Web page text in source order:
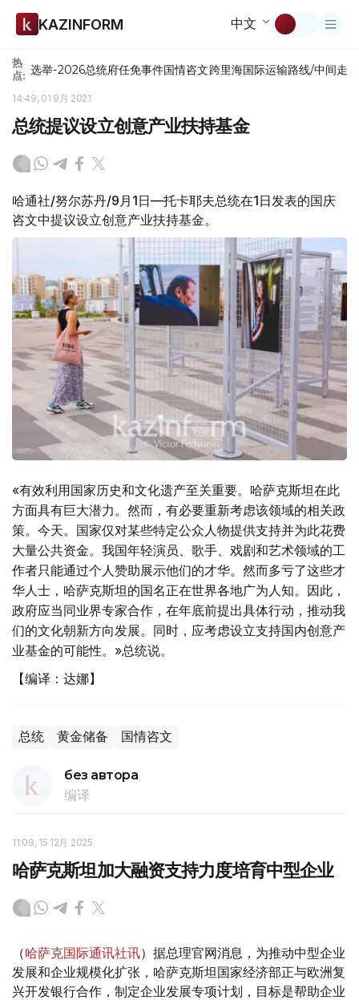
KAZINFORM 中文
热
点: 选举-2026总统府任免事件国情咨文跨里海国际运输路线/中间走廊
14:49, 01 9月 2021
总统提议设立创意产业扶持基金
哈通社/努尔苏丹/9月1日—托卡耶夫总统在1日发表的国庆
咨文中提议设立创意产业扶持基金。
«有效利用国家历史和文化遗产至关重要。哈萨克斯坦在此
方面具有巨大潜力。然而，有必要重新考虑该领域的相关政
策。今天。国家仅对某些特定公众人物提供支持并为此花费
大量公共资金。我国年轻演员、歌手、戏剧和艺术领域的工
作者只能通过个人赞助展示他们的才华。然而多亏了这些才
华人士，哈萨克斯坦的国名正在世界各地广为人知。因此，
政府应当同业界专家合作，在年底前提出具体行动，推动我
们的文化朝新方向发展。同时，应考虑设立支持国内创意产
业基金的可能性。»总统说。
【编译：达娜】
总统 黄金储备 国情咨文
без автора
编译
11:09, 15 12月 2025
哈萨克斯坦加大融资支持力度培育中型企业
（哈萨克国际通讯社讯）据总理官网消息，为推动中型企业
发展和企业规模化扩张，哈萨克斯坦国家经济部正与欧洲复
兴开发银行合作，制定企业发展专项计划，目标是帮助企业